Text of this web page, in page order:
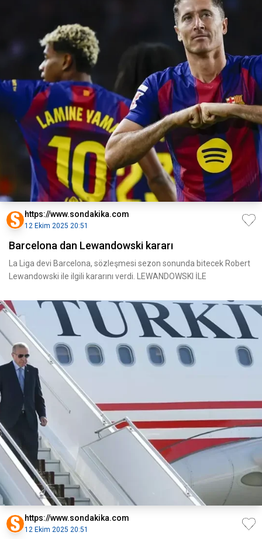
https://www.sondakika.com
12 Ekim 2025 20:51
Barcelona dan Lewandowski kararı
La Liga devi Barcelona, sözleşmesi sezon sonunda bitecek Robert
Lewandowski ile ilgili kararını verdi. LEWANDOWSKI İLE
https://www.sondakika.com
12 Ekim 2025 20:51